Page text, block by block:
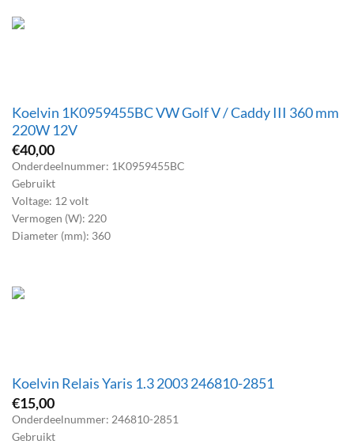
Koelvin 1K0959455BC VW Golf V / Caddy III 360 mm
220W 12V
€40,00
Onderdeelnummer: 1K0959455BC
Gebruikt
Voltage: 12 volt
Vermogen (W): 220
Diameter (mm): 360
Koelvin Relais Yaris 1.3 2003 246810-2851
€15,00
Onderdeelnummer: 246810-2851
Gebruikt